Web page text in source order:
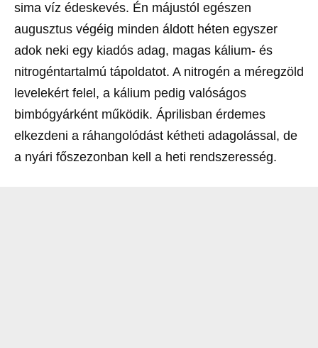
sima víz édeskevés. Én májustól egészen
augusztus végéig minden áldott héten egyszer
adok neki egy kiadós adag, magas kálium- és
nitrogéntartalmú tápoldatot. A nitrogén a méregzöld
levelekért felel, a kálium pedig valóságos
bimbógyárként működik. Áprilisban érdemes
elkezdeni a ráhangolódást kétheti adagolással, de
a nyári főszezonban kell a heti rendszeresség.